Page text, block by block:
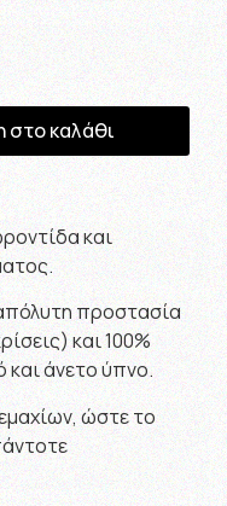
στο καλάθι
και
προστασία
και 100%
και άνετο ύπνο.
ώστε το